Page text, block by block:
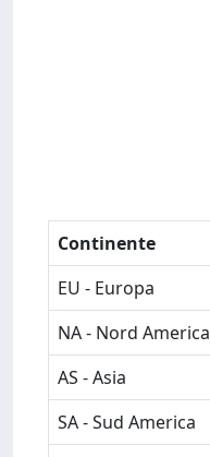
Continente
EU - Europa
NA - Nord America
AS - Asia
SA - Sud America